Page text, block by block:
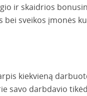
ir skaidrios
bei sveikos įmonės
kiekvieną
savo darbdavio